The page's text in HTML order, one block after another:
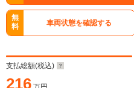
無
料
車両状態を確認する
支払総額(税込)
216